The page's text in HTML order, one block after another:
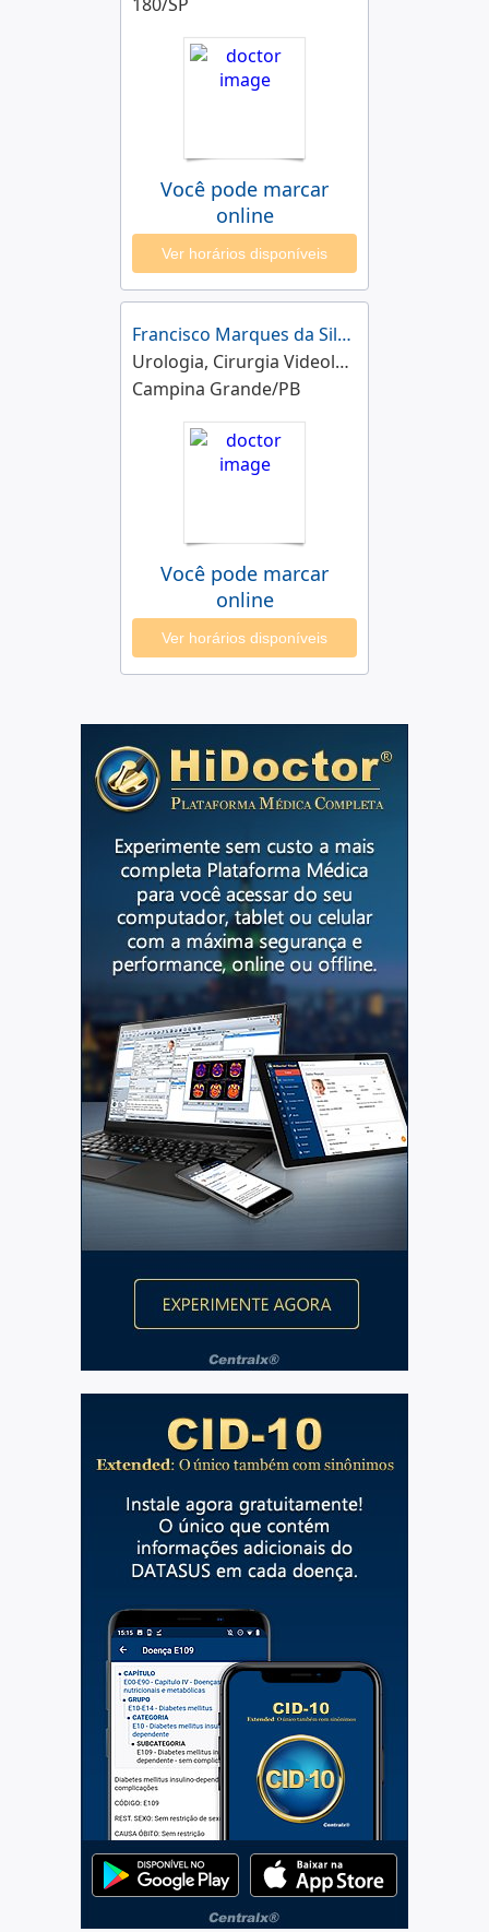
Você pode marcar
online
Ver horários disponíveis
Francisco Marques da Silva Burití
Urologia, Cirurgia Videolaparoscópica
Campina Grande/PB
Você pode marcar
online
Ver horários disponíveis